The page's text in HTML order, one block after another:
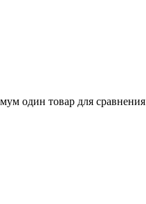
один товар для сравнения